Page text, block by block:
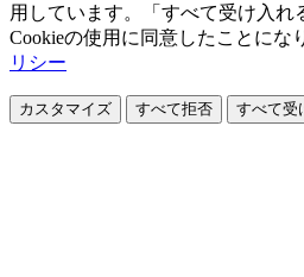
用しています。「すべて受け入れ
Cookieの使用に同意したことにな
リシー
カスタマイズ すべて拒否 すべて受